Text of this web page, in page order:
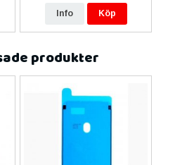
Info Köp
produkter